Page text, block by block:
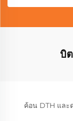
บิ
ค้อน DTH และ